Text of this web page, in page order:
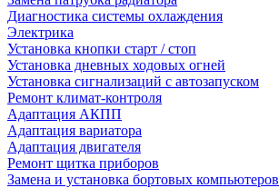
Диагностика системы охлаждения
Электрика
Установка кнопки старт / стоп
Установка дневных ходовых огней
Установка сигнализаций с автозапуском
Ремонт климат-контроля
Адаптация АКПП
Адаптация вариатора
Адаптация двигателя
Ремонт щитка приборов
Замена и установка бортовых компьютеров